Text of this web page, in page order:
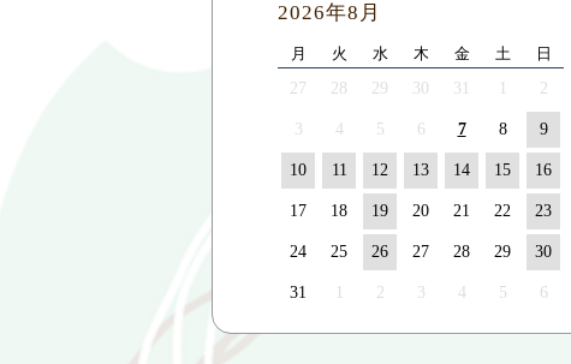
2026年8月
月 火 水 木 金 土
日
27
28 29 30 31 2
3 4 5 6 7 8 9
10 11 12 13 14 15 16
17 18 19 20 21 22 23
24 25 26 27 28 29 30
31 2 3 4 5 6